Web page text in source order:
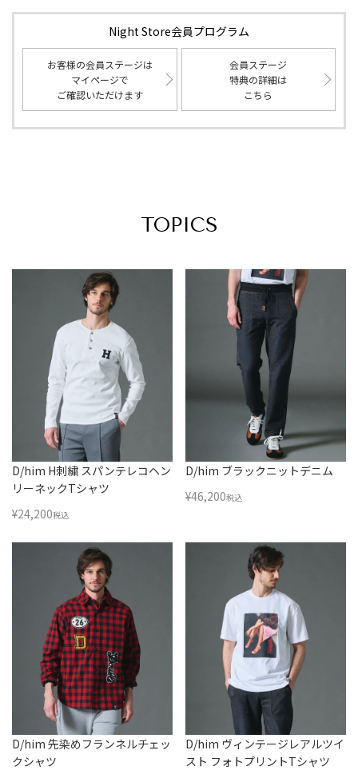
Night Store会員プログラム
お客様の会員ステージは
マイページで
ご確認いただけます
会員ステージ
特典の詳細は
こちら
TOPICS
D/him H刺繍 スパンテレコヘン
リーネックTシャツ
¥24,200税込
D/him ブラックニットデニム
¥46,200税込
D/him 先染めフランネルチェッ
クシャツ
D/him ヴィンテージレアルツイ
スト フォトプリントTシャツ